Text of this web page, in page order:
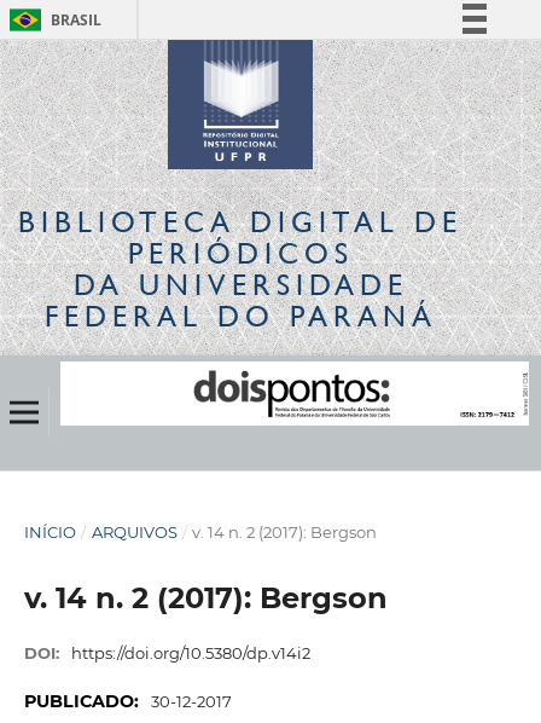
BRASIL
Simplifique!
Comunica BR
Participe
Acesso à informação
Legislação
Canais
BIBLIOTECA DIGITALDE
PERIÓDICOS
DA UNIVERSIDADE
FEDERAL DO PARANÁ
INÍCIO / ARQUIVOS / v. 14 n. 2 (2017): Bergson
v. 14 n. 2 (2017): Bergson
DOI: https://doi.org/10.5380/dp.v14i2
PUBLICADO: 30-12-2017